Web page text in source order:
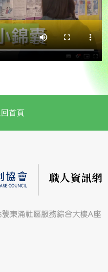
首頁
東涌社區服務綜合大樓A座